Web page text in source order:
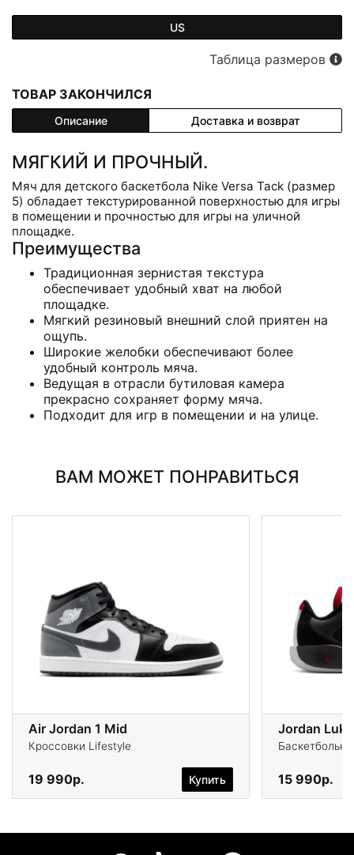
US
Таблица размеров
ТОВАР ЗАКОНЧИЛСЯ
Описание Доставка и возврат
МЯГКИЙ И ПРОЧНЫЙ.
Мяч для детского баскетбола Nike Versa Tack (размер
5) обладает текстурированной поверхностью для игры
в помещении и прочностью для игры на уличной
площадке.
Преимущества
Традиционная зернистая текстура
обеспечивает удобный хват на любой
площадке.
Мягкий резиновый внешний слой приятен на
ощупь.
Широкие желобки обеспечивают более
удобный контроль мяча.
Ведущая в отрасли бутиловая камера
прекрасно сохраняет форму мяча.
Подходит для игр в помещении и на улице.
ВАМ МОЖЕТ ПОНРАВИТЬСЯ
Air Jordan 1 Mid
Кроссовки Lifestyle
19 990р. Купить
Jordan
15 990р.